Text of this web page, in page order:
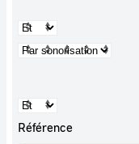
Référence